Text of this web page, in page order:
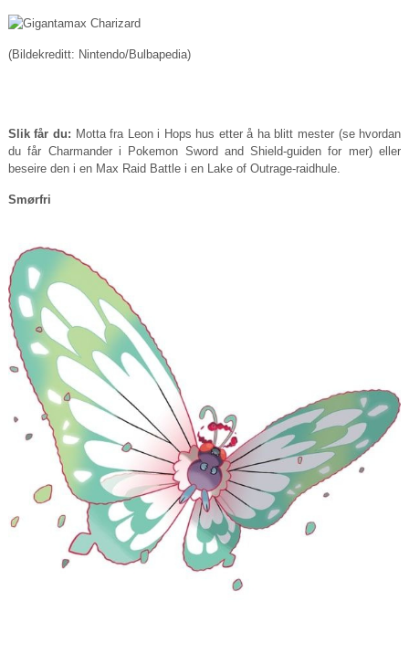
(Bildekreditt: Nintendo/Bulbapedia)
Slik får du: Motta fra Leon i Hops hus etter å ha blitt mester (se hvordan
du får Charmander i Pokemon Sword and Shield-guiden for mer) eller
beseire den i en Max Raid Battle i en Lake of Outrage-raidhule.
Smørfri